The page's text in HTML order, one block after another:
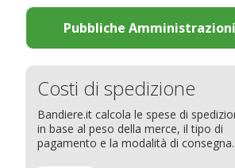
Bandiere Pubblicitarie
Natale e altre festività
Bandiere etniche e religiose
Bandiere per sbandieratori
Bandiere per barche
Bandiere per hotel
Bandiere per eventi
Bandiere per biciclette
Bandiere per autosaloni
La bandiera
Come disporre le bandiere
Dimensioni delle bandiere
Come piegare il tricolore
Pubbliche Amministrazioni
Costi di spedizione
Bandiere.it calcola le spese di
in base al peso della merce, il tipo di
pagamento e la modalità di consegna.